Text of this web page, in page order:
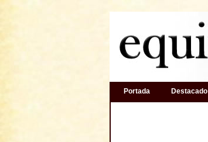
Portada Destacado